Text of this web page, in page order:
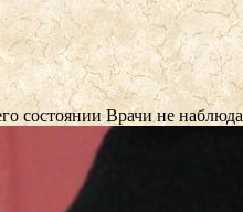
состоянииВрачи не